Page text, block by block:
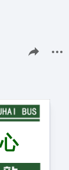
分享此页面